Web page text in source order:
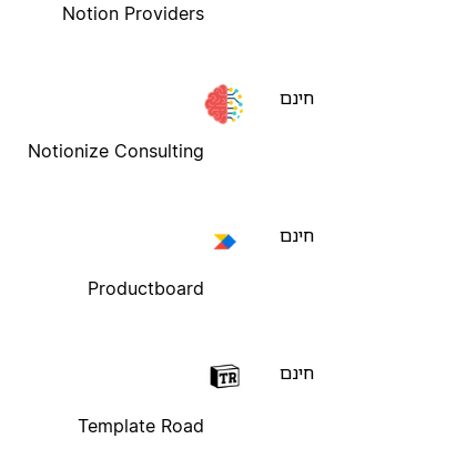
Notion Providers
חינם
Notionize Consulting
חינם
Productboard
חינם
Template Road